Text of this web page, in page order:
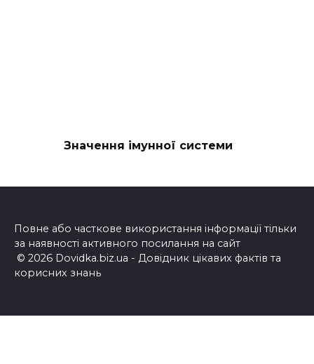
Значення імунної системи
Повне або часткове використання інформації тільки
за наявності активного посилання на сайт
© 2026 Dovidka.biz.ua - Довідник цікавих фактів та
корисних знань